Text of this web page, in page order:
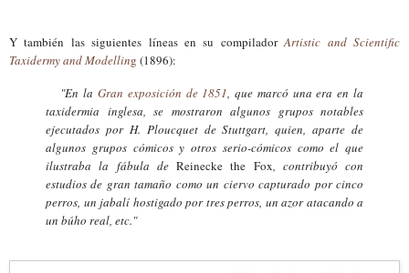
Y también las siguientes líneas en su compiladorArtistic and Scientific
Taxidermy and Modelling (1896):
"En la Gran exposición de 1851, que marcó una era en la
taxidermia inglesa, se mostraron algunos grupos notables
ejecutados por H. Ploucquetde Stuttgart, quien, aparte de
algunos grupos cómicos y otros serio-cómicos como el que
ilustraba la fábula de Reinecke the Fox, contribuyó con
estudios de gran tamaño como un ciervo capturado por cinco
perros, un jabalí hostigado por tres perros, un azor atacando a
un búho real, etc."